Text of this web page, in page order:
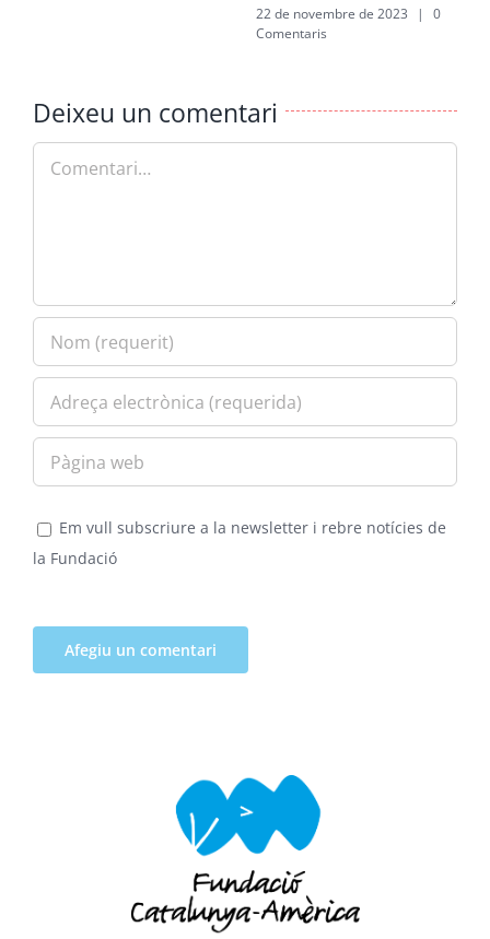
22 de novembre de 2023 |
0
Comentaris
Deixeu un comentari
Em vull subscriure a la newsletter i rebre notícies de
la Fundació